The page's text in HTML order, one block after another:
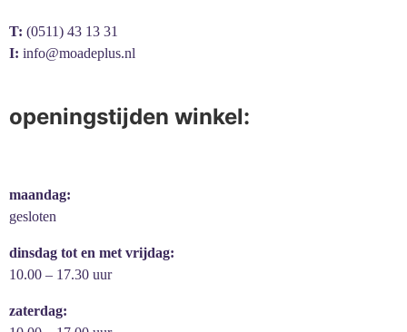
T: (0511) 43 13 31
I: info@moadeplus.nl
openingstijden winkel:
maandag:
gesloten
dinsdag tot en met vrijdag:
10.00 – 17.30 uur
zaterdag: